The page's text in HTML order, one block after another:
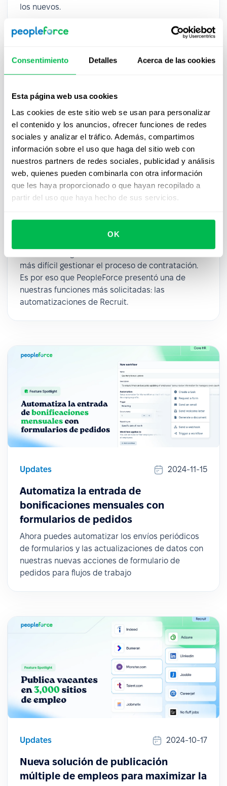
Consentimiento Detalles Acerca de las cookies
Esta página web usa cookies
Las cookies de este sitio web se usan para personalizar
el contenido y los anuncios, ofrecer funciones de redes
sociales y analizar el tráfico. Además, compartimos
información sobre el uso que haga del sitio web con
nuestros partners de redes sociales, publicidad y análisis
web, quienes pueden combinarla con otra información
que les haya proporcionado o que hayan recopilado a
partir del uso que haya hecho de sus servicios.
OK
los nuevos.
Updates 2024-12-02
Consigue una gestión más rápida y
más difícil gestionar el proceso de contratación.
Es por eso que PeopleForce presentó una de
nuestras funciones más solicitadas: las
automatizaciones de Recruit.
Updates 2024-11-15
Automatiza la entrada de
bonificaciones mensuales con
formularios de pedidos
Ahora puedes automatizar los envíos periódicos
de formularios y las actualizaciones de datos con
nuestras nuevas acciones de formulario de
pedidos para flujos de trabajo
Updates 2024-10-17
Nueva solución de publicación
múltiple de empleos para maximizar la